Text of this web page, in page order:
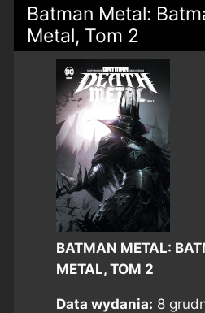
Batman Metal:
Metal, Tom 2
BATMAN METAL:
METAL, TOM 2
Data wydania: 8